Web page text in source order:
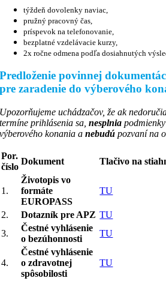
týždeň dovolenky naviac,
pružný pracovný čas,
príspevok na telefonovanie,
bezplatné vzdelávacie kurzy,
2x ročne odmena podľa dosiahnutých
Predloženie povinnej
pre zaradenie do výberového
Upozorňujeme uchádzačov, že ak
termíne prihlásenia sa,nesplnia
výberového konania anebudú pozvaní na
Por.
číslo
Dokument Tlačivo na
1.
Životopis vo
formáte
EUROPASS
TU
2. Dotazník pre APZ TU
3.
Čestné vyhlásenie
o bezúhonnosti
TU
4.
Čestné vyhlásenie
o zdravotnej
spôsobilosti
TU